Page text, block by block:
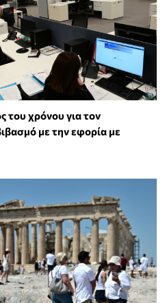
του χρόνου για τον
με την εφορία με